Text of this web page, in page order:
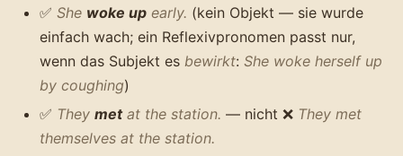
✅ She woke up early. (kein Objekt — sie wurde
einfach wach; ein Reflexivpronomen passt nur,
wenn das Subjekt es bewirkt: She woke herself up
by coughing)
✅ They metat the station. — nicht ❌ They met
themselves at the station.